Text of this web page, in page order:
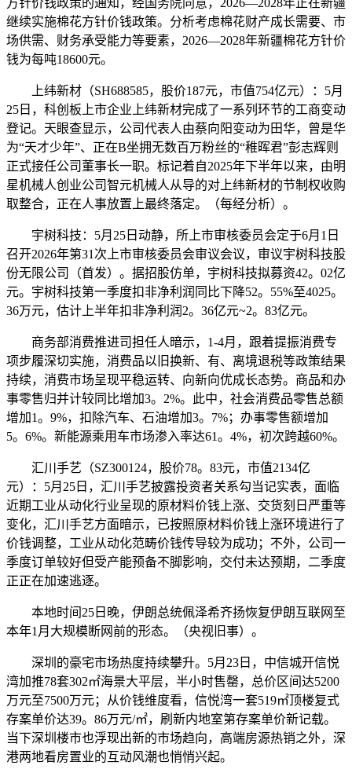
继续实施棉花方针价钱政策。分析考虑棉花财产成长需要、市
场供需、财务承受能力等要素，2026—2028年新疆棉花方针价
钱为每吨18600元。
上纬新材（SH688585，股价187元，市值754亿元）：5月
25日，科创板上市企业上纬新材完成了一系列环节的工商变动
登记。天眼查显示，公司代表人由蔡向阳变动为田华，曾是华
为“天才少年”、正在B坐拥无数百万粉丝的“稚晖君”彭志辉则
正式接任公司董事长一职。标记着自2025年下半年以来，由明
星机械人创业公司智元机械人从导的对上纬新材的节制权收购
取整合，正在人事放置上最终落定。（每经分析）。
宇树科技：5月25日动静，所上市审核委员会定于6月1日
召开2026年第31次上市审核委员会审议会议，审议宇树科技股
份无限公司（首发）。据招股仿单，宇树科技拟募资42。02亿
元。宇树科技第一季度扣非净利润同比下降52。55%至4025。
36万元，估计上半年扣非净利润2。36亿元~2。83亿元。
商务部消费推进司担任人暗示，1-4月，跟着提振消费专
项步履深切实施，消费品以旧换新、有、离境退税等政策结果
持续，消费市场呈现平稳运转、向新向优成长态势。商品和办
事零售归并计较同比增加3。2%。此中，社会消费品零售总额
增加1。9%，扣除汽车、石油增加3。7%；办事零售额增加
5。6%。新能源乘用车市场渗入率达61。4%，初次跨越60%。
汇川手艺（SZ300124，股价78。83元，市值2134亿
元）：5月25日，汇川手艺披露投资者关系勾当记实表，面临
近期工业从动化行业呈现的原材料价钱上涨、交货刻日严重等
变化，汇川手艺方面暗示，已按照原材料价钱上涨环境进行了
价钱调整，工业从动化范畴价钱传导较为成功；不外，公司一
季度订单较好但受产能预备不脚影响，交付未达预期，二季度
正正在加速逃逐。
本地时间25日晚，伊朗总统佩泽希齐扬恢复伊朗互联网至
本年1月大规模断网前的形态。（央视旧事）。
深圳的豪宅市场热度持续攀升。5月23日，中信城开信悦
湾加推78套302㎡海景大平层，半小时售罄，总价区间达5200
万元至7500万元；从价钱维度看，信悦湾一套519㎡顶楼复式
存案单价达39。86万元/㎡，刷新内地室第存案单价新记载。
当下深圳楼市也浮现出新的市场趋向，高端房源热销之外，深
港两地看房置业的互动风潮也悄悄兴起。